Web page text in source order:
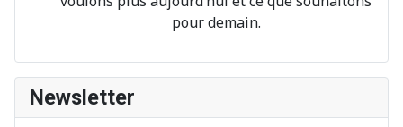
pour demain.
Newsletter